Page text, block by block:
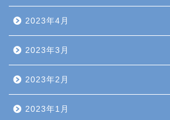
2023年4月
2023年3月
2023年2月
2023年1月